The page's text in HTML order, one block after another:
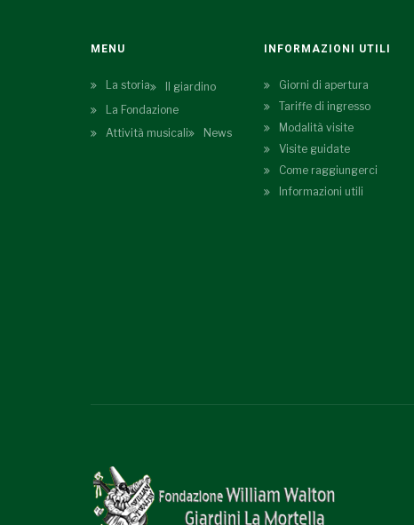
MENU
La storia
Il giardino
La Fondazione
Attività musicali
News
INFORMAZIONI UTILI
Giorni di apertura
Tariffe di ingresso
Modalità visite
Visite guidate
Come raggiungerci
Informazioni utili